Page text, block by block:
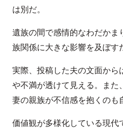
は別だ。
遺族の間で感情的なわだかま
族関係に大きな影響を及ぼす
実際、投稿した夫の文面か
や不満が透けて見える。ま
妻の親族が不信感を抱くのも
価値観が多様化している現代